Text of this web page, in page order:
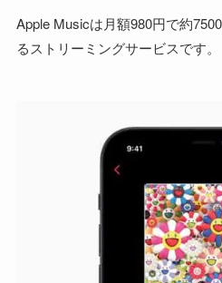
Apple Musicは月額980円で約
るストリーミングサービスです。